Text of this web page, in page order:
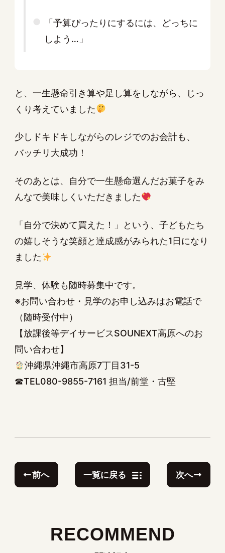
「予算ぴったりにするには、どっちに
しよう…」
と、一生懸命引き算や足し算をしながら、じっ
くり考えていました
少しドキドキしながらのレジでのお会計も、
バッチリ大成功！
そのあとは、自分で一生懸命選んだお菓子をみ
んなで美味しくいただきました
「自分で決めて買えた！」という、子どもたち
の嬉しそうな笑顔と達成感がみられた1日になり
ました
見学、体験も随時募集中です。
※お問い合わせ・見学のお申し込みはお電話で
（随時受付中）
【放課後等デイサービスSOUNEXT高原へのお
問い合わせ】
沖縄県沖縄市高原7丁目31-5
☎TEL080-9855-7161 担当/前堂・古堅
前へ 一覧に戻る 次へ
RECOMMEND